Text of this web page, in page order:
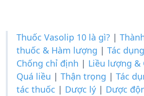
Thuốc Vasolip 10 là gì? |
thuốc & Hàm lượng | Tác dụng
Chống chỉ định | Liều lượng &
Quá liều | Thận trọng | Tác
tác thuốc | Dược lý | Dược